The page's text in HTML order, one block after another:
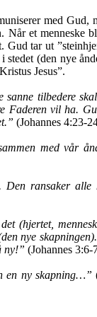
med Gud,
Når et menneske
Gud tar ut
stedet (den nye
Jesus”.
sanne tilbedere
Faderen vil ha.
(Johannes 4:23-
med vår
Den ransaker alle
(hjertet,
nye
ny!” (Johannes 3:6-
en ny skapning…”